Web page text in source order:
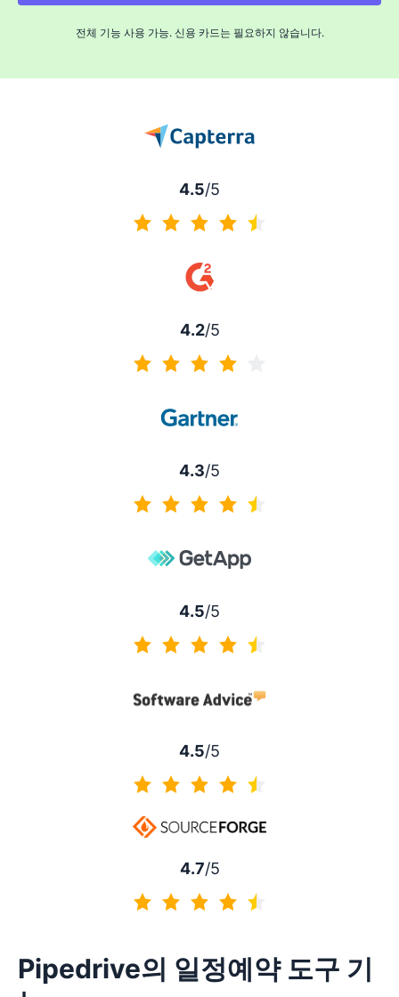
전체 기능 사용 가능. 신용 카드는 필요하지 않습니다.
4.5/5
4.2/5
4.3/5
4.5/5
4.5/5
4.7/5
Pipedrive의 일정예약 도구 기